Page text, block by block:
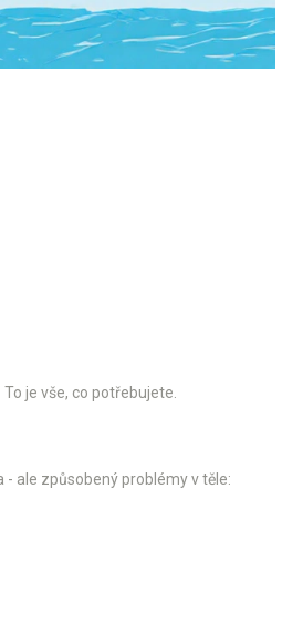
je vše, co potřebujete.
ale způsobený problémy v těle: